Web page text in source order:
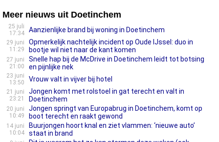
Meer nieuws uit Doetinchem
25 juli
17:34
Aanzienlijke brand bij woning in Doetinchem
29 juni
11:29
Opmerkelijk nachtelijk incident op Oude IJssel: duo in
bootje wil niet naar de kant komen
27 juni
21:00
‎Snelle hap bij de McDrive in Doetinchem leidt tot botsing
en pijnlijke nek
23 juni
13:50
Vrouw valt in vijver bij hotel
21 juni
23:21
Jongen komt met rolstoel in gat terecht en valt in
Doetinchem
20 juni
10:49
Jongen springt van Europabrug in Doetinchem, komt op
boot terecht en raakt gewond
14 juni
10:04
Buurjongen hoort knal en ziet vlammen: ‘nieuwe auto’
staat in brand